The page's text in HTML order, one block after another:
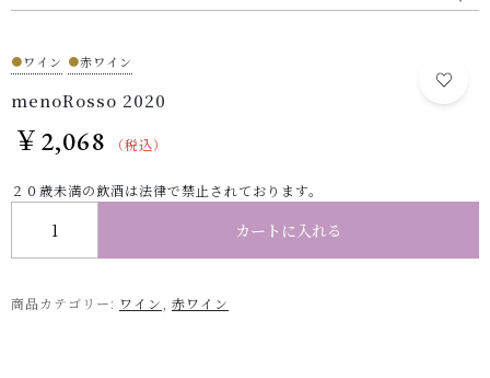
● ワイン ●赤ワイン
menoRosso 2020
￥2,068 （税込）
２０歳未満の飲酒は法律で禁止されております。
カートに入れる
商品カテゴリー: ワイン 赤ワイン